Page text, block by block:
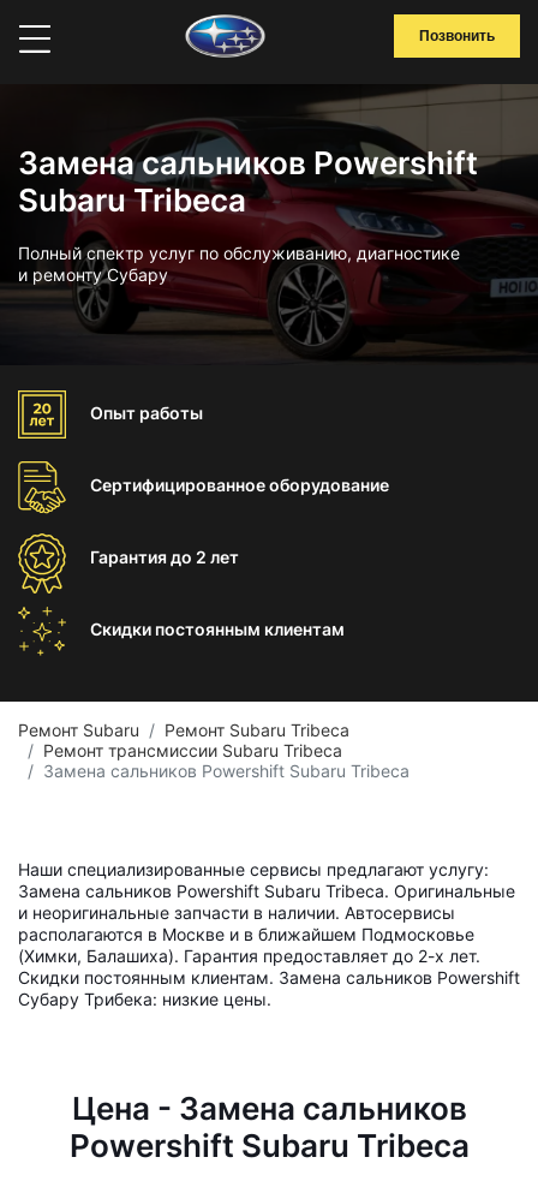
Позвонить
Замена сальников Powershift
Subaru Tribeca
Полный спектр услуг по обслуживанию, диагностике
и ремонту Субару
Опыт работы
Сертифицированноеоборудование
Гарантиядо 2 лет
Скидки постоянным клиентам
Ремонт Subaru
Ремонт Subaru Tribeca
Ремонт трансмиссии Subaru Tribeca
Замена сальников Powershift Subaru Tribeca
Наши специализированные сервисы предлагают услугу:
Замена сальников Powershift Subaru Tribeca. Оригинальные
и неоригинальные запчасти в наличии. Автосервисы
располагаются в Москве и в ближайшем Подмосковье
(Химки, Балашиха). Гарантия предоставляет до 2-х лет.
Скидки постоянным клиентам. Замена сальников Powershift
Субару Трибека: низкие цены.
Цена - Замена сальников
Powershift Subaru Tribeca